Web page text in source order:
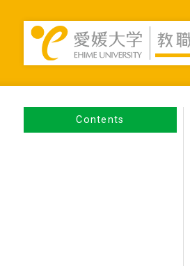
Contents